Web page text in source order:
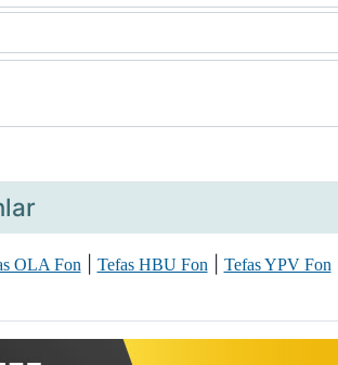
OLA Fon| Tefas HBU Fon| Tefas YPV Fon|